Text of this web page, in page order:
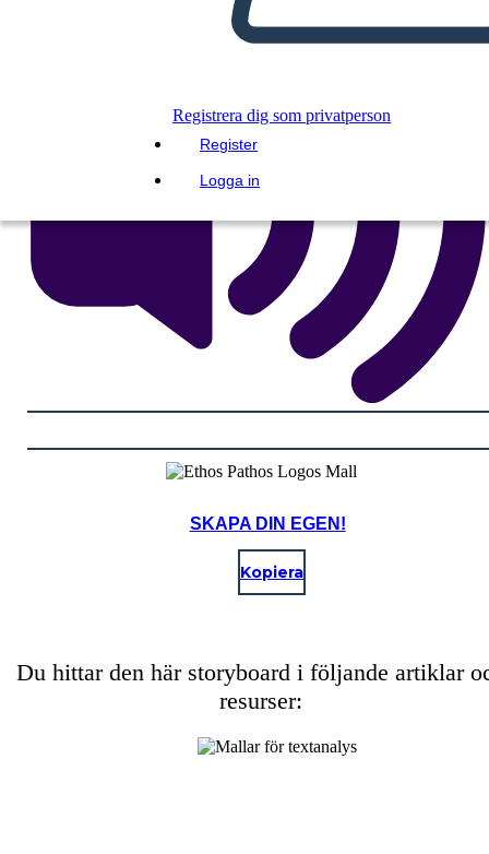
Registrera dig som privatperson
Register
Logga in
SKAPA DIN EGEN!
Kopiera
Du hittar den här storyboard i följande artiklar
resurser: